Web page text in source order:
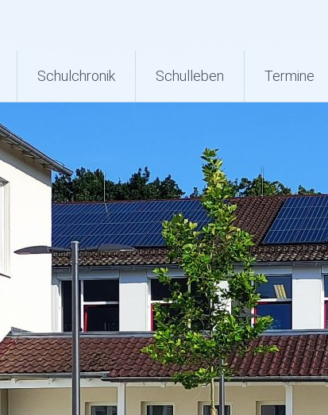
Schulchronik Schulleben Termine